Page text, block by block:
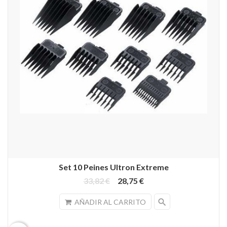
Set 10 Peines Ultron Extreme
33,82 €
28,75 €
AÑADIR AL CARRITO search